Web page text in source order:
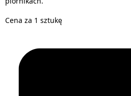
Cena za 1 sztukę